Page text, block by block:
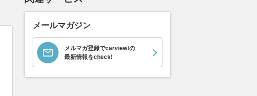
メールマガジン
メルマガ登録でcarview!の
最新情報をcheck!